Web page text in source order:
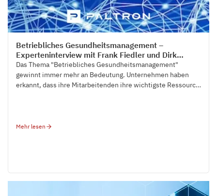
Betriebliches Gesundheitsmanagement –
Experteninterview mit Frank Fiedler und Dirk
Schulten
Das Thema "Betriebliches Gesundheitsmanagement"
gewinnt immer mehr an Bedeutung. Unternehmen haben
erkannt, dass ihre Mitarbeitenden ihre wichtigste Ressource
Mehr lesen